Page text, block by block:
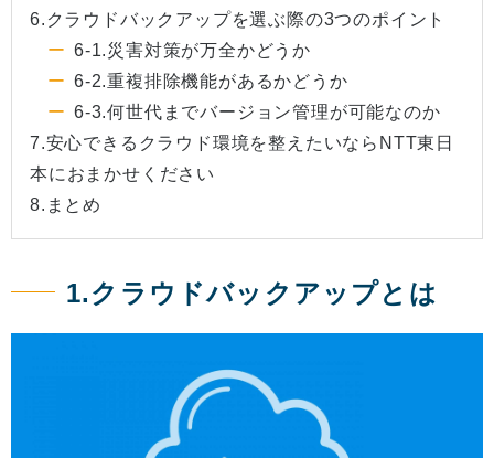
6.クラウドバックアップを選ぶ際の3つのポイント
6-1.災害対策が万全かどうか
6-2.重複排除機能があるかどうか
6-3.何世代までバージョン管理が可能なのか
7.安心できるクラウド環境を整えたいならNTT東日
本におまかせください
8.まとめ
1.クラウドバックアップとは